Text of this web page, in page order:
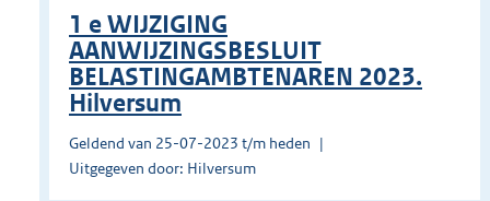
1 e WIJZIGING
AANWIJZINGSBESLUIT
BELASTINGAMBTENAREN 2023.
Hilversum
Geldend van 25-07-2023 t/m heden
Uitgegeven door: Hilversum